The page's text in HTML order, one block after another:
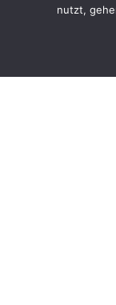
nutzt,